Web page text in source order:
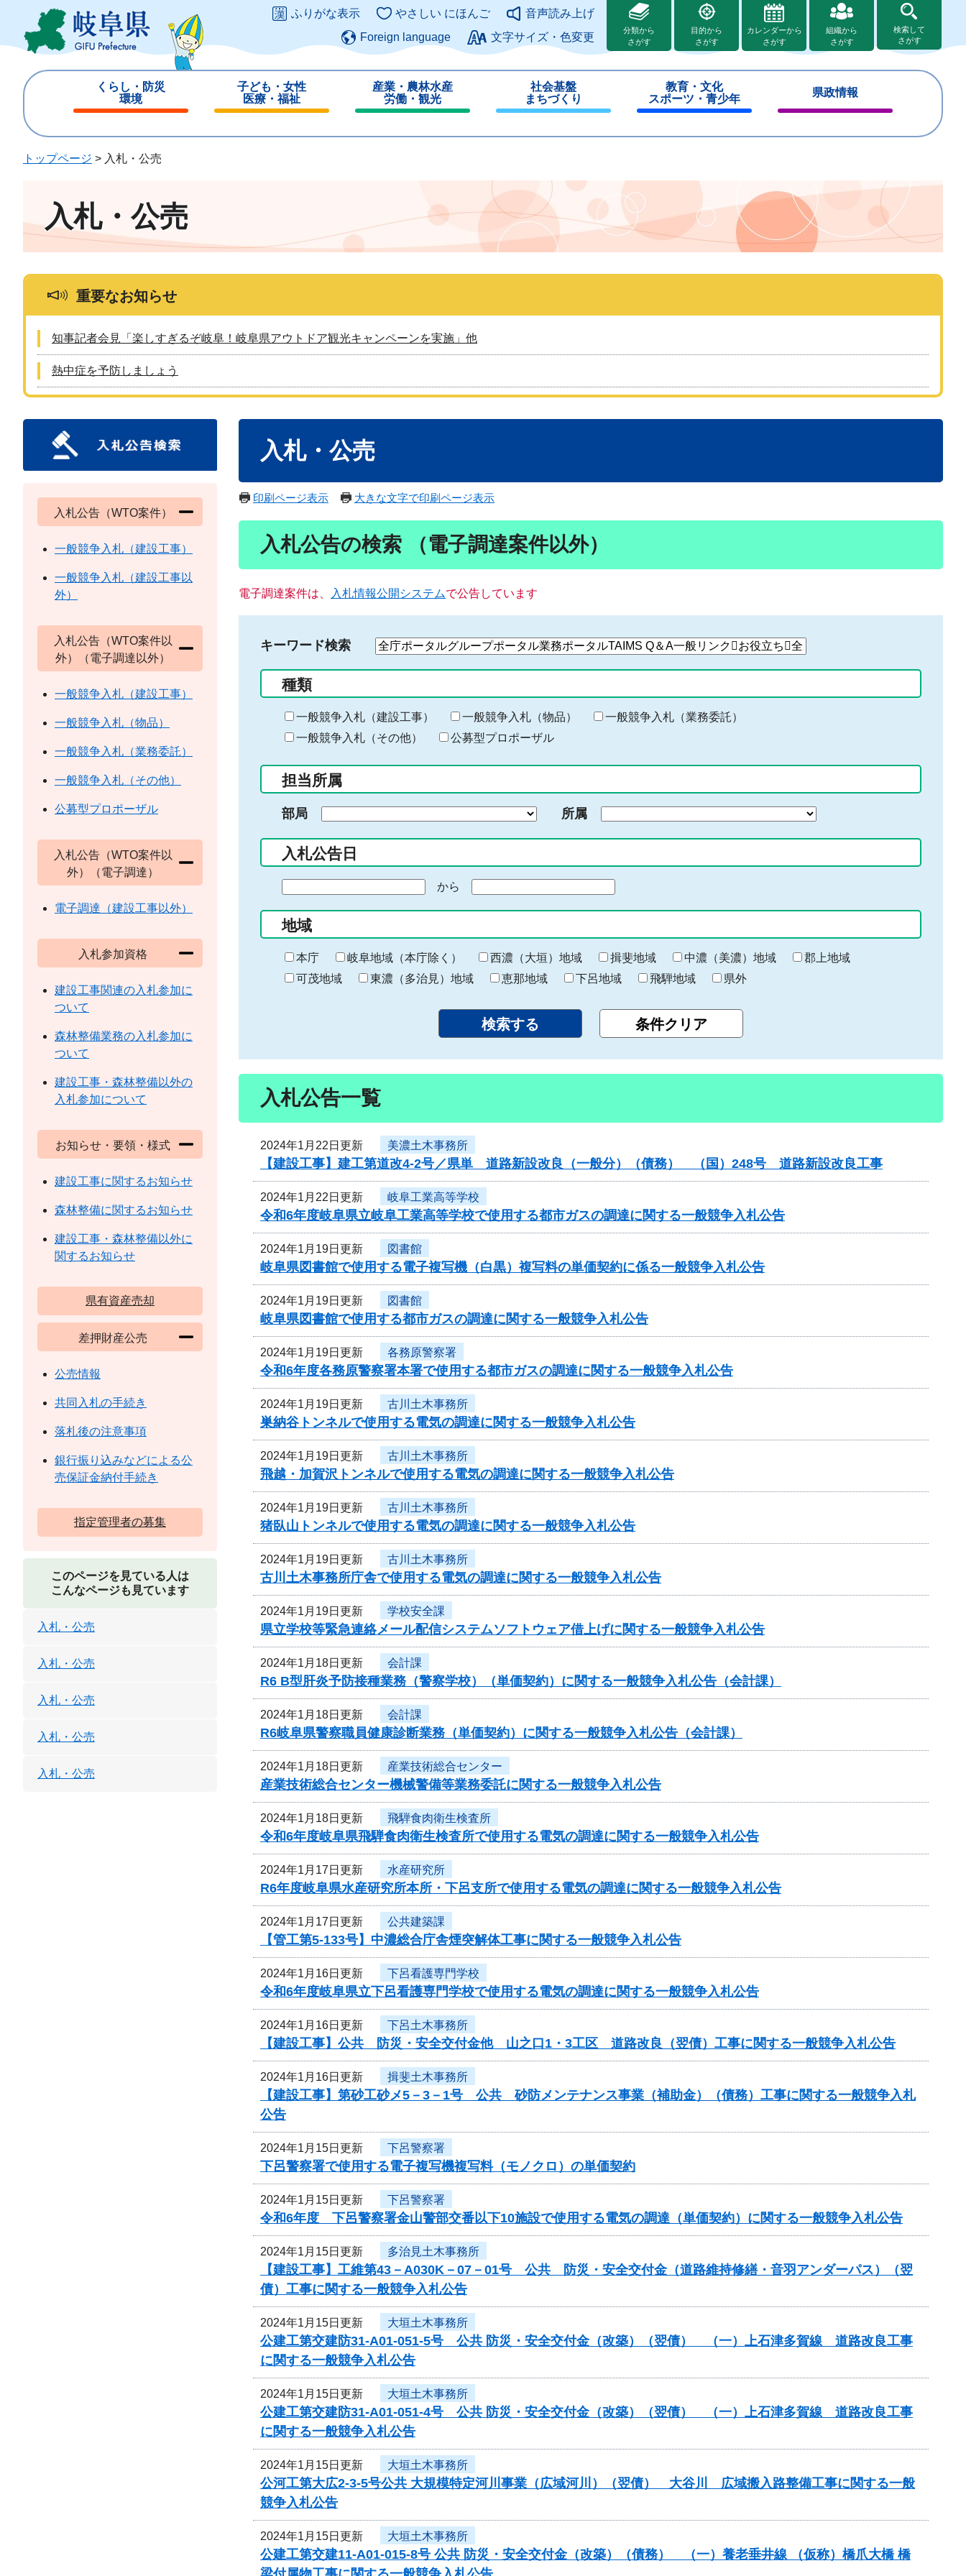
ジ
ュ
このページの本文へ
ふりがな表示 やさしい にほんご
音声読み上げ
Foreign language
文字サイズ・色変更
分類から
さがす
目的から
さがす
カレンダーから
さがす
組織から
さがす
検索して
さがす
くらし・防災
環境
じ
子ども・女性
医療・福祉
じ
産業・農林水産
労働・観光
じ
社会基盤
まちづくり
じ
教育・文化
スポーツ・青少年
じ
県政情報
じ
トップページ > 入札・公売
入札・公売
重要なお知らせ
知事記者会見「楽しすぎるぞ岐阜！岐阜県アウトドア観光キャンペーンを実施」他
熱中症を予防しましょう
入札・公売
印刷ページ表示 大きな文字で印刷ページ表示
入札公告の検索 （電子調達案件以外）
電子調達案件は、 入札情報公開システムで公告しています
キーワード検索
検
る
キ
ー
ー
入
力
種類
一般競争入札（建設工事） 一般競争入札（物品）
一般競争入札（業務委託）
一般競争入札（その他）
公募型プロポーザル
担当所属
部局 所属
入札公告日
の
始
ま
り
から
終
わ
り
地域
本庁 岐阜地域（本庁除く） 西濃（大垣）地域 揖斐地域 中濃（美濃）地域
郡上地域
可茂地域
東濃（多治見）地域 恵那地域 下呂地域 飛騨地域 県外
入札公告一覧
2024年1月22日更新 美濃土木事務所
【建設工事】建工第道改4-2号／県単 道路新設改良（一般分）（債務） （国）248号 道路新設改良工事
2024年1月22日更新 岐阜工業高等学校
令和6年度岐阜県立岐阜工業高等学校で使用する都市ガスの調達に関する一般競争入札公告
2024年1月19日更新 図書館
岐阜県図書館で使用する電子複写機（白黒）複写料の単価契約に係る一般競争入札公告
2024年1月19日更新 図書館
岐阜県図書館で使用する都市ガスの調達に関する一般競争入札公告
2024年1月19日更新 各務原警察署
令和6年度各務原警察署本署で使用する都市ガスの調達に関する一般競争入札公告
2024年1月19日更新 古川土木事務所
巣納谷トンネルで使用する電気の調達に関する一般競争入札公告
2024年1月19日更新 古川土木事務所
飛越・加賀沢トンネルで使用する電気の調達に関する一般競争入札公告
2024年1月19日更新 古川土木事務所
猪臥山トンネルで使用する電気の調達に関する一般競争入札公告
2024年1月19日更新 古川土木事務所
古川土木事務所庁舎で使用する電気の調達に関する一般競争入札公告
2024年1月19日更新 学校安全課
県立学校等緊急連絡メール配信システムソフトウェア借上げに関する一般競争入札公告
2024年1月18日更新 会計課
R6 B型肝炎予防接種業務（警察学校）（単価契約）に関する一般競争入札公告（会計課）
2024年1月18日更新 会計課
R6岐阜県警察職員健康診断業務（単価契約）に関する一般競争入札公告（会計課）
2024年1月18日更新 産業技術総合センター
産業技術総合センター機械警備等業務委託に関する一般競争入札公告
2024年1月18日更新 飛騨食肉衛生検査所
令和6年度岐阜県飛騨食肉衛生検査所で使用する電気の調達に関する一般競争入札公告
2024年1月17日更新 水産研究所
R6年度岐阜県水産研究所本所・下呂支所で使用する電気の調達に関する一般競争入札公告
2024年1月17日更新 公共建築課
【管工第5-133号】中濃総合庁舎煙突解体工事に関する一般競争入札公告
2024年1月16日更新 下呂看護専門学校
令和6年度岐阜県立下呂看護専門学校で使用する電気の調達に関する一般競争入札公告
2024年1月16日更新 下呂土木事務所
【建設工事】公共 防災・安全交付金他 山之口1・3工区 道路改良（翌債）工事に関する一般競争入札公告
2024年1月16日更新 揖斐土木事務所
【建設工事】第砂工砂メ5－3－1号 公共 砂防メンテナンス事業（補助金）（債務）工事に関する一般競争入札
公告
2024年1月15日更新 下呂警察署
下呂警察署で使用する電子複写機複写料（モノクロ）の単価契約
2024年1月15日更新 下呂警察署
令和6年度 下呂警察署金山警部交番以下10施設で使用する電気の調達（単価契約）に関する一般競争入札公告
2024年1月15日更新 多治見土木事務所
【建設工事】工維第43－A030K－07－01号 公共 防災・安全交付金（道路維持修繕・音羽アンダーパス）（翌
債）工事に関する一般競争入札公告
2024年1月15日更新 大垣土木事務所
公建工第交建防31-A01-051-5号 公共 防災・安全交付金（改築）（翌債） （一）上石津多賀線 道路改良工事
に関する一般競争入札公告
2024年1月15日更新 大垣土木事務所
公建工第交建防31-A01-051-4号 公共 防災・安全交付金（改築）（翌債） （一）上石津多賀線 道路改良工事
に関する一般競争入札公告
2024年1月15日更新 大垣土木事務所
公河工第大広2-3-5号公共 大規模特定河川事業（広域河川）（翌債） 大谷川 広域搬入路整備工事に関する一般
競争入札公告
2024年1月15日更新 大垣土木事務所
公建工第交建11-A01-015-8号 公共 防災・安全交付金（改築）（債務） （一）養老垂井線 （仮称）橋爪大橋 橋
入札公告（WTO案件）
一般競争入札（建設工事）
一般競争入札（建設工事以
外）
入札公告（WTO案件以
外）（電子調達以外）
一般競争入札（建設工事）
一般競争入札（物品）
一般競争入札（業務委託）
一般競争入札（その他）
公募型プロポーザル
入札公告（WTO案件以
外）（電子調達）
電子調達（建設工事以外）
入札参加資格
建設工事関連の入札参加に
ついて
森林整備業務の入札参加に
ついて
建設工事・森林整備以外の
入札参加について
お知らせ・要領・様式
建設工事に関するお知らせ
森林整備に関するお知らせ
建設工事・森林整備以外に
関するお知らせ
県有資産売却
差押財産公売
公売情報
共同入札の手続き
落札後の注意事項
銀行振り込みなどによる公
売保証金納付手続き
指定管理者の募集
このページを見ている人は
こんなページも見ています
入札・公売
入札・公売
入札・公売
入札・公売
入札・公売